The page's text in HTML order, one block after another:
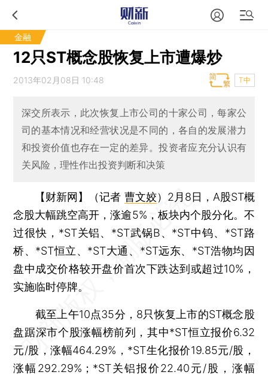
金融
12只ST概念股恢复上市遭爆炒
2013年02月08日 10:48 T中
深交所表示，此次恢复上市公司的十家公司，每家公
司的基本情况和经营状况是不同的，各自的发展潜力
和投资价值也存在一定的差异。投资者应充分认识有
关风险，理性作出投资判断和决策
【财新网】（记者 曹文姣） 2月8日，A股ST概
念股大幅跳空高开，涨逾5%，板块内个股分化。不
过很快，*ST关铝、*ST武锅B、*ST中钨、*ST路
桥、*ST恒立、*ST大通、*ST远东、*ST浩物均因
盘中成交价格较开盘价首次下跌达到或超过10%，
实施临时停牌。
截至上午10点35分，8只恢复上市的ST概念股
盘踞深市个股涨幅榜前列，其中*ST恒立报价6.32
元/股，涨幅464.29%，*ST生化报价19.85元/股，
涨幅292.29%；*ST关铝报价22.40元/股，涨幅